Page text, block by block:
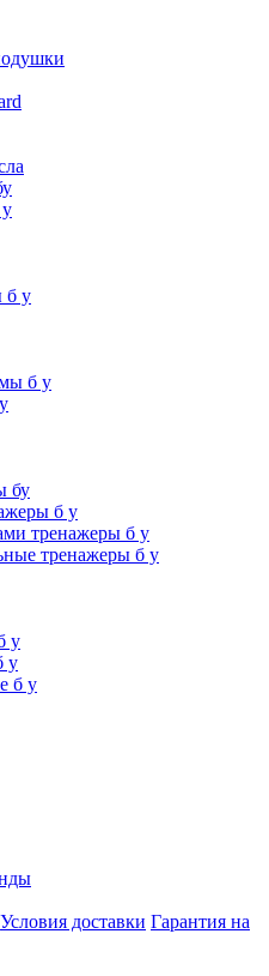
б у
б у
бу
б у
тренажеры б у
тренажеры б у
у
у
б у
Условия доставки Гарантия на